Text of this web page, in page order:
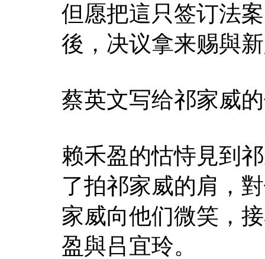
但愿把這只签订法
後，决议拿来赐與
蔡英文写给祁家威
赖禾盈的怙恃見到
了拍祁家威的肩，
家威向他们微笑，
盈與吕宜玲。